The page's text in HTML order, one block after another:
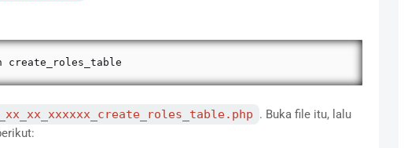
create_roles_table
. Buka file itu, lalu